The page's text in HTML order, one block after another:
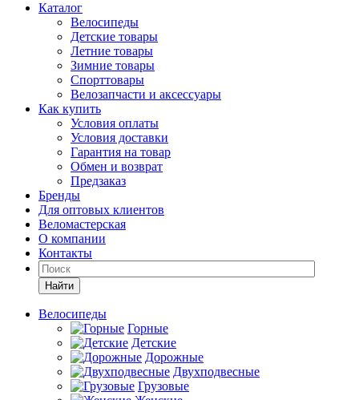
Каталог
Велосипеды
Детские товары
Летние товары
Зимние товары
Спорттовары
Велозапчасти и аксессуары
Как купить
Условия оплаты
Условия доставки
Гарантия на товар
Обмен и возврат
Предзаказ
Бренды
Для оптовых клиентов
Веломастерская
О компании
Контакты
Найти
Велосипеды
Горные
Детские
Дорожные
Двухподвесные
Грузовые